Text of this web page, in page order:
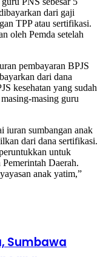
dari gaji
TPP atau sertifikasi.
oleh Pemda setelah
pembayaran BPJS
dari dana
kesehatan yang sudah
masing guru
iuran sumbangan anak
dari dana sertifikasi.
untuk
Daerah.
anak yatim,”
Sumbawa